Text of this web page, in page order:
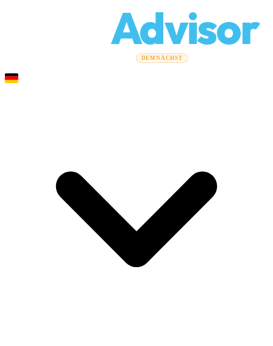
Advisor
DEMNÄCHST